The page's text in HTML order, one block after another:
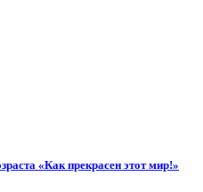
«Как прекрасен этот мир!»